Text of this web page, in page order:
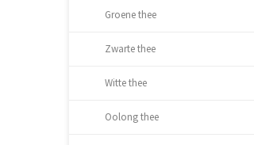
Groene thee
Zwarte thee
Witte thee
Oolong thee